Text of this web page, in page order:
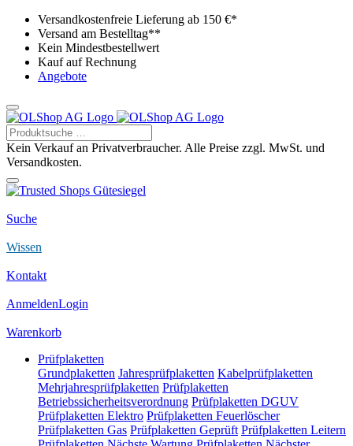
Versandkostenfreie Lieferung ab 150 €*
Versand am Bestelltag**
Kein Mindestbestellwert
Kauf auf Rechnung
Angebote
Kein Verkauf an Privatverbraucher. Alle Preise zzgl. MwSt. und
Versandkosten.
Suche
Wissen
Kontakt
AnmeldenLogin
Warenkorb
Prüfplaketten
Grundplaketten Jahresprüfplaketten Kabelprüfplaketten
Mehrjahresprüfplaketten Prüfplaketten
Betriebssicherheitsverordnung Prüfplaketten DGUV
Prüfplaketten Elektro Prüfplaketten Feuerlöscher
Prüfplaketten Gas Prüfplaketten Geprüft Prüfplaketten Leitern